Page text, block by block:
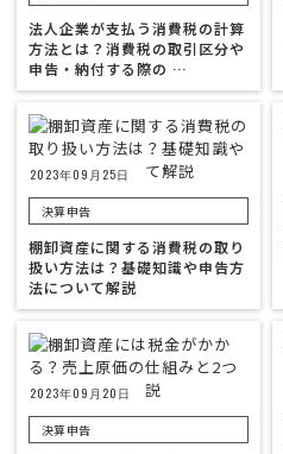
法人企業が支払う消費税の計算
方法とは？消費税の取引区分や
申告・納付する際の …
2023年09月25日
決算申告
棚卸資産に関する消費税の取り
扱い方法は？基礎知識や申告方
法について解説
2023年09月20日
決算申告